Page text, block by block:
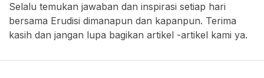
Selalu temukan jawaban dan inspirasi setiap hari
bersama Erudisi dimanapun dan kapanpun. Terima
kasih dan jangan lupa bagikan artikel -artikel kami ya.